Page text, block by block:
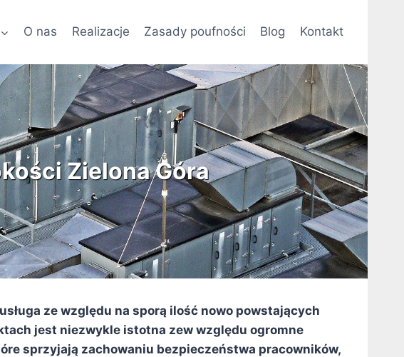
O nas Realizacje Zasady poufności Blog Kontakt
Zielona Góra
ze względu na sporą ilość nowo powstających
jest niezwykle istotna zew względu ogromne
sprzyjają zachowaniu bezpieczeństwa pracowników,